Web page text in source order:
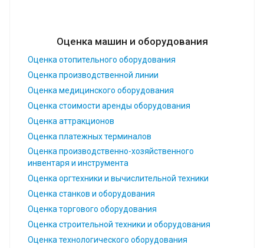
Оценка машин и оборудования
Оценка отопительного оборудования
Оценка производственной линии
Оценка медицинского оборудования
Оценка стоимости аренды оборудования
Оценка аттракционов
Оценка платежных терминалов
Оценка производственно-хозяйственного
инвентаря и инструмента
Оценка оргтехники и вычислительной техники
Оценка станков и оборудования
Оценка торгового оборудования
Оценка строительной техники и оборудования
Оценка технологического оборудования